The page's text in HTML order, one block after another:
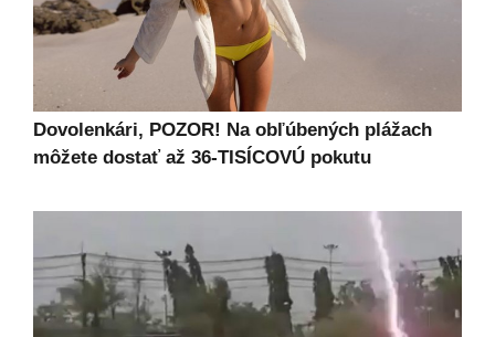
Dovolenkári, POZOR! Na obľúbených plážach
môžete dostať až 36-TISÍCOVÚ pokutu